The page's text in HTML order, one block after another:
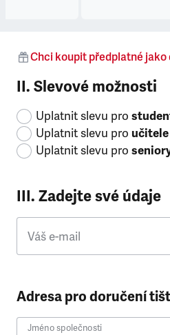
Chci koupit předplatné jako
II. Slevové možnosti
Uplatnit slevu pro
Uplatnit slevu pro učitele
Uplatnit slevu pro
III. Zadejte své údaje
Váš e-mail
Adresa pro doručení
Jméno společnosti